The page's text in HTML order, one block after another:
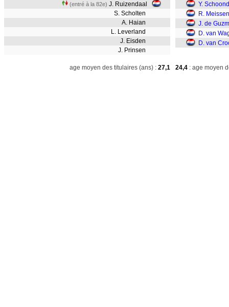
(entré à la 82e) J. Ruizendaal
S. Scholten
A. Haian
L. Leverland
J. Eisden
J. Prinsen
Y.
R. Meissen
J. de
D. van
D. van
age moyen des titulaires (ans) : 27,1 24,4 : age moyen